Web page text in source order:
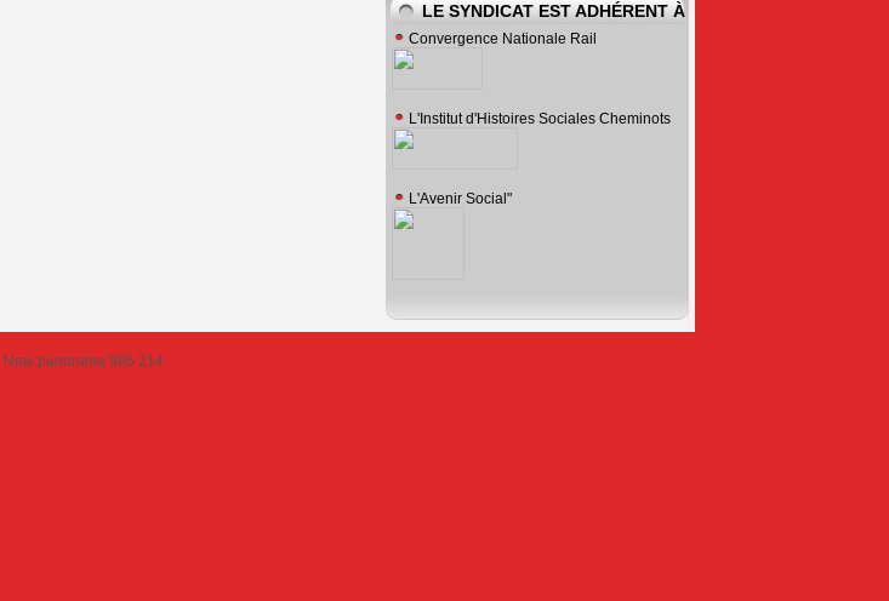
LE SYNDICAT EST ADHÉRENT À
Convergence Nationale Rail
L'Institut d'Histoires Sociales Cheminots
L'Avenir Social"